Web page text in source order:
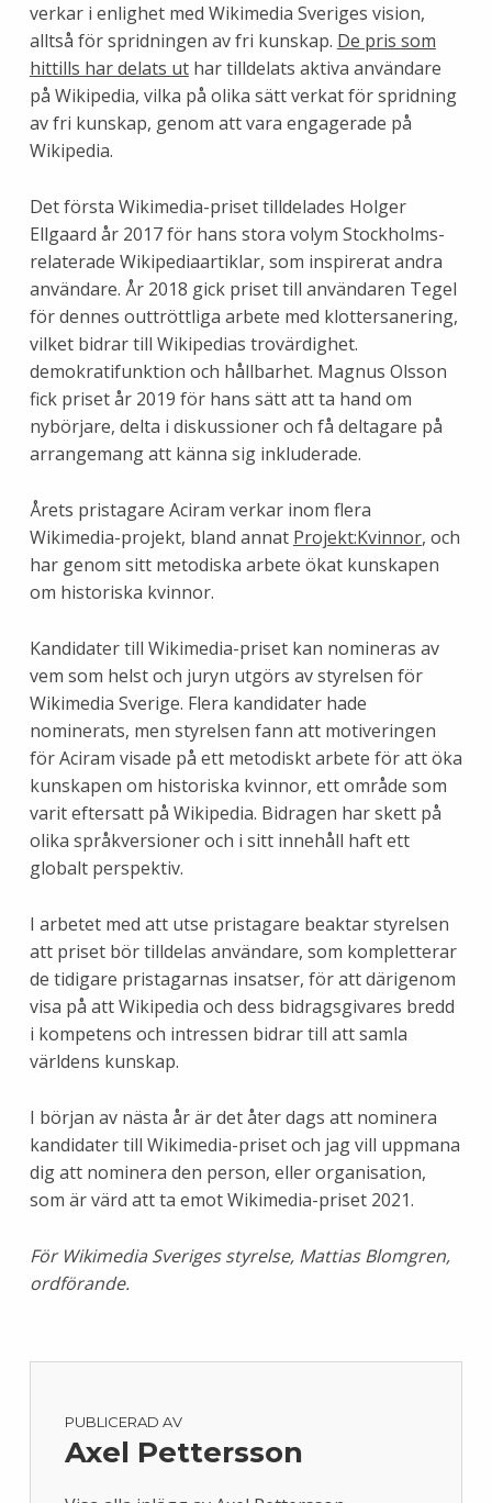
verkar i enlighet med Wikimedia Sveriges vision,
alltså för spridningen av fri kunskap. De pris som
hittills har delats uthar tilldelats aktiva användare
på Wikipedia, vilka på olika sätt verkat för spridning
av fri kunskap, genom att vara engagerade på
Wikipedia.
Det första Wikimedia-priset tilldelades Holger
Ellgaard år 2017 för hans stora volym Stockholms-
relaterade Wikipediaartiklar, som inspirerat andra
användare. År 2018 gick priset till användaren Tegel
för dennes outtröttliga arbete med klottersanering,
vilket bidrar till Wikipedias trovärdighet.
demokratifunktion och hållbarhet. Magnus Olsson
fick priset år 2019 för hans sätt att ta hand om
nybörjare, delta i diskussioner och få deltagare på
arrangemang att känna sig inkluderade.
Årets pristagare Aciram verkar inom flera
Wikimedia-projekt, bland annat Projekt:Kvinnor, och
har genom sitt metodiska arbete ökat kunskapen
om historiska kvinnor.
Kandidater till Wikimedia-priset kan nomineras av
vem som helst och juryn utgörs av styrelsen för
Wikimedia Sverige. Flera kandidater hade
nominerats, men styrelsen fann att motiveringen
för Aciram visade på ett metodiskt arbete för att öka
kunskapen om historiska kvinnor, ett område som
varit eftersatt på Wikipedia. Bidragen har skett på
olika språkversioner och i sitt innehåll haft ett
globalt perspektiv.
I arbetet med att utse pristagare beaktar styrelsen
att priset bör tilldelas användare, som kompletterar
de tidigare pristagarnas insatser, för att därigenom
visa på att Wikipedia och dess bidragsgivares bredd
i kompetens och intressen bidrar till att samla
världens kunskap.
I början av nästa år är det åter dags att nominera
kandidater till Wikimedia-priset och jag vill uppmana
dig att nominera den person, eller organisation,
som är värd att ta emot Wikimedia-priset 2021.
För Wikimedia Sveriges styrelse, Mattias Blomgren,
ordförande.
PUBLICERAD AV
Axel Pettersson